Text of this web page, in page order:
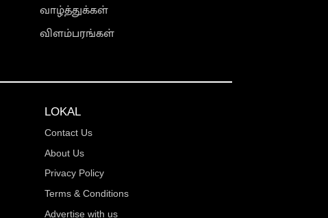
வாழ்த்துக்கள்
விளம்பரங்கள்
LOKAL
Contact Us
About Us
Privacy Policy
Terms & Conditions
Advertise with us